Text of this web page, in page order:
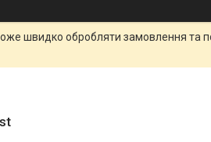
швидко обробляти замовлення та